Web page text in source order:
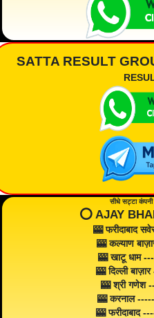
SATTA RESULT
सीधे सट्टा
⭕️ AJAY
🎰 फरीदाबाद
🎰 कल्याण
🎰 खाटू धाम
🎰 दिल्ली
🎰 श्री गणेश
🎰 करनाल
🎰 फरीदाबाद